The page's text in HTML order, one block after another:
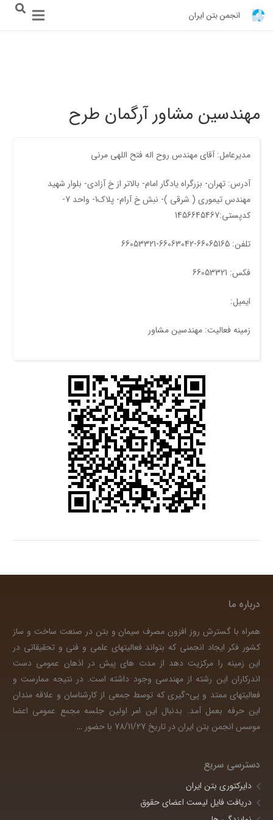
انجمن بتن ایران
مهندسین مشاور آرگمان طرح
مدیرعامل: آقای مهندس روح اله فتح اللهی مرنی
آدرس: تهران- بزرگراه یادگار امام- بالاتر از خ آزادی- بلوار شهيد
مهندس تيموری ( شرقی )- نبش خ آرام- پلاک1- واحد 7-
کدپستی:1456645467
تلفن: 66065165-66063042-66053321
فکس: 66053321
ایمیل:
زمینه فعالیت: مهندسین مشاور
درباره ما
همراه با گسترش روز افزون مصرف سیمان و بتن در صنعت ساخت و ساز
کشور فکر ایجاد انجمنی که بتواند فعالیتهای علمی و فنی و تحقیقاتی در
این زمینه را مرکزیت دهد از مدت های پیش در اذهان عمومی دست
اندرکاران این رشته از مهندسی وجود داشته است. در نتیجه ممارست و
فعالیتهای ممتد و پی¬گیری که توسط جمعی از کارشناسان و علاقه مندان
این حرفه بعمل آمد. بدنبال این امر اولین جلسه مجمع عمومی اعضا
موسس انجمن بتن ایران در تاریخ 78/11/27 با حضور
…
دسترسی سریع
دایرکتوری بتن ایران
دریافت فایل لیست اعضای حقوق